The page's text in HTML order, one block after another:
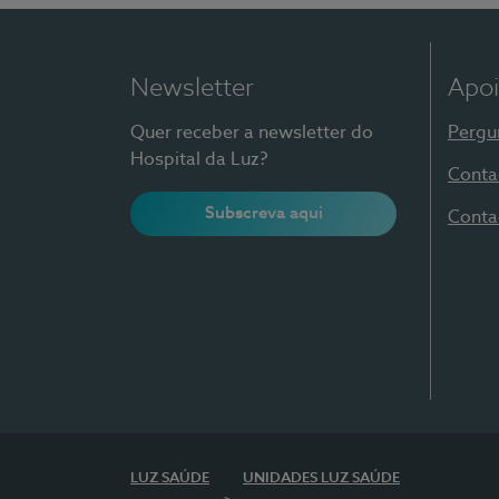
Newsletter
Quer receber a newsletter do
Hospital da Luz?
Subscreva aqui
LUZ SAÚDE UNIDADES LUZ SAÚDE